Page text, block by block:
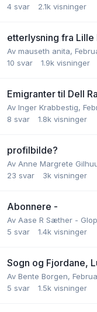
4 svar 2.1k visninger
etterlysning fra Lille
Av mauseth anita,
10 svar 1.9k visninger
Emigranter til Dell
Av Inger Krabbestig,
8 svar 1.8k visninger
profilbilde?
Av Anne Margrete
23 svar 3k visninger
Abonnere -
Av Aase R Sæther -
5 svar 1.4k visninger
Sogn og Fjordane,
Av Bente Borgen,
5 svar 1.5k visninger